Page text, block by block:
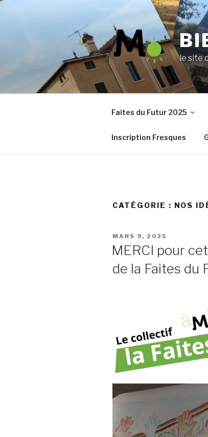
Aller
le site
Faites du Futur 2025
Inscription Fresques
CATÉGORIE : NOS
PUBLIÉ
MARS 9, 2025
MERCI pour
de la Faites du